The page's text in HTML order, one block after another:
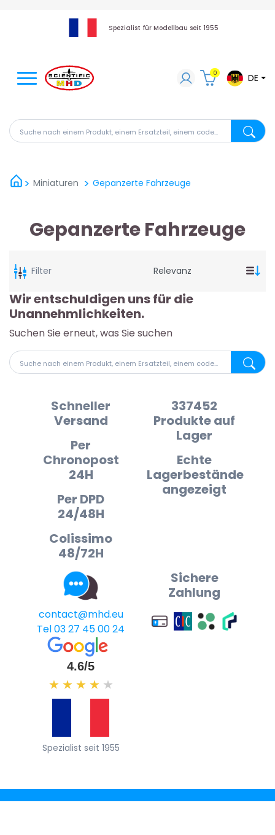
Spezialist für Modellbau seit 1955
Suche nach einem Produkt, einem Ersatzteil, einem
Suche
0 DE
Miniaturen Gepanzerte Fahrzeuge
Gepanzerte Fahrzeuge
Filter
Wir entschuldigen uns für die
Unannehmlichkeiten.
Suchen Sie erneut, was Sie suchen
Suche nach einem Produkt, einem Ersatzteil, einem
Suche
Schneller
Versand
Per
Chronopost
24H
Per DPD
24/48H
Colissimo
48/72H
337452
Produkte auf
Lager
Echte
Lagerbestände
angezeigt
contact@mhd.eu
Tel 03 27 45 00 24
Sichere
Zahlung
4.6/5
★ ★ ★ ★ ★
Spezialist seit 1955